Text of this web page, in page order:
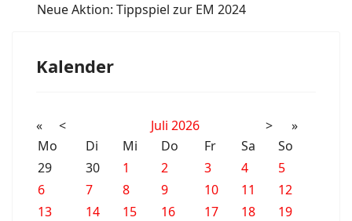
Neue Aktion: Tippspiel zur EM 2024
Kalender
« < Juli 2026 >
»
Mo
Di Mi Do Fr Sa
So
29
30 1 2 3 4
5
6
7 8 9 10 11
12
13
14 15 16 17 18
19